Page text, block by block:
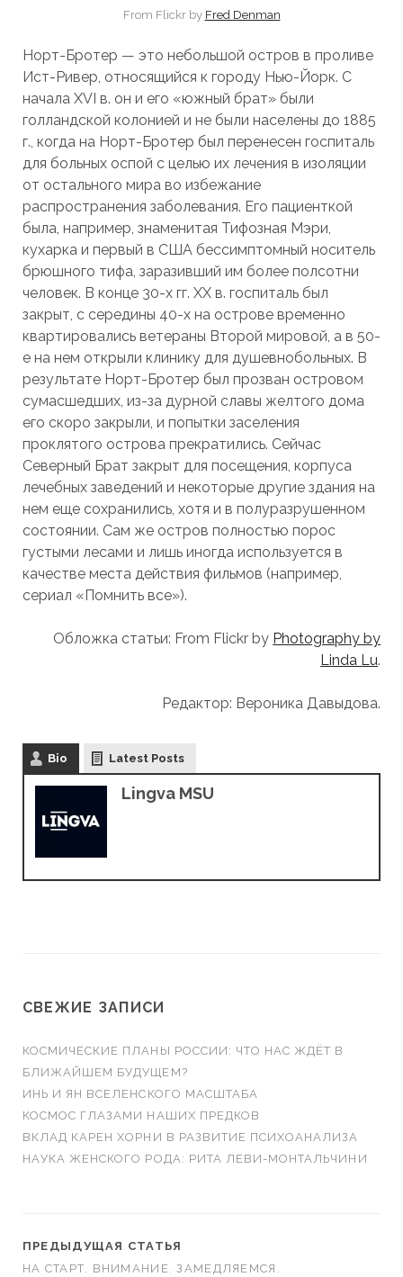
From Flickr by Fred Denman
Норт-Бротер — это небольшой остров в проливе
Ист-Ривер, относящийся к городу Нью-Йорк. С
начала XVI в. он и его «южный брат» были
голландской колонией и не были населены до 1885
г., когда на Норт-Бротер был перенесен госпиталь
для больных оспой с целью их лечения в изоляции
от остального мира во избежание
распространения заболевания. Его пациенткой
была, например, знаменитая Тифозная Мэри,
кухарка и первый в США бессимптомный носитель
брюшного тифа, заразивший им более полсотни
человек. В конце 30-х гг. XX в. госпиталь был
закрыт, с середины 40-х на острове временно
квартировались ветераны Второй мировой, а в 50-
е на нем открыли клинику для душевнобольных. В
результате Норт-Бротер был прозван островом
сумасшедших, из-за дурной славы желтого дома
его скоро закрыли, и попытки заселения
проклятого острова прекратились. Сейчас
Северный Брат закрыт для посещения, корпуса
лечебных заведений и некоторые другие здания на
нем еще сохранились, хотя и в полуразрушенном
состоянии. Сам же остров полностью порос
густыми лесами и лишь иногда используется в
качестве места действия фильмов (например,
сериал «Помнить все»).
Обложка статьи: From Flickr by Photography by
Linda Lu.
Редактор: Вероника Давыдова.
Bio Latest Posts
Lingva MSU
СВЕЖИЕ ЗАПИСИ
КОСМИЧЕСКИЕ ПЛАНЫ РОССИИ: ЧТО НАС ЖДЁТ В
БЛИЖАЙШЕМ БУДУЩЕМ?
ИНЬ И ЯН ВСЕЛЕНСКОГО МАСШТАБА
КОСМОС ГЛАЗАМИ НАШИХ ПРЕДКОВ
ВКЛАД КАРЕН ХОРНИ В РАЗВИТИЕ ПСИХОАНАЛИЗА
НАУКА ЖЕНСКОГО РОДА: РИТА ЛЕВИ-МОНТАЛЬЧИНИ
ПРЕДЫДУЩАЯ СТАТЬЯ
НА СТАРТ. ВНИМАНИЕ. ЗАМЕДЛЯЕМСЯ.